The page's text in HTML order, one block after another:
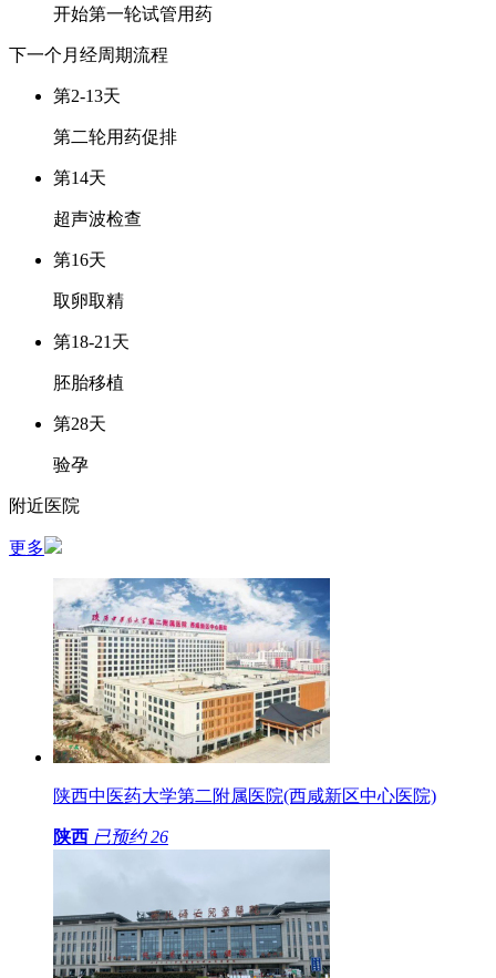
开始第一轮试管用药
下一个月经周期流程
第2-13天
第二轮用药促排
第14天
超声波检查
第16天
取卵取精
第18-21天
胚胎移植
第28天
验孕
附近医院
更多
陕西中医药大学第二附属医院(西咸新区中心医院)
陕西 已预约 26